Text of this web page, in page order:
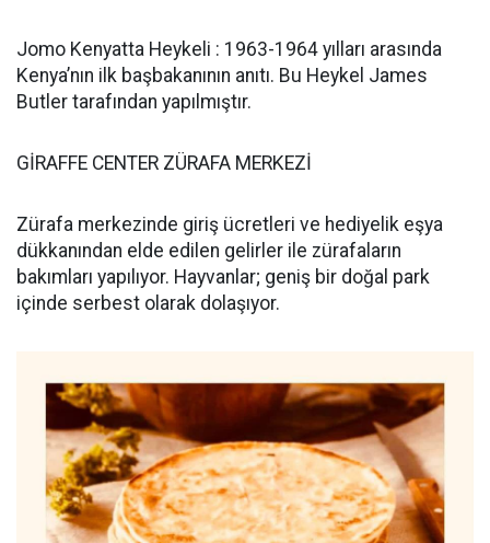
Jomo Kenyatta Heykeli : 1963-1964 yılları arasında
Kenya’nın ilk başbakanının anıtı. Bu Heykel James
Butler tarafından yapılmıştır.
GİRAFFE CENTER ZÜRAFA MERKEZİ
Zürafa merkezinde giriş ücretleri ve hediyelik eşya
dükkanından elde edilen gelirler ile zürafaların
bakımları yapılıyor. Hayvanlar; geniş bir doğal park
içinde serbest olarak dolaşıyor.